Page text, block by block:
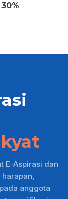
E-Aspirasi dan
anggota